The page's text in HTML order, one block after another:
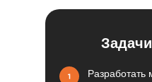
Разработать